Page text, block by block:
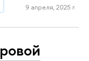
9 апреля, 2025 г.